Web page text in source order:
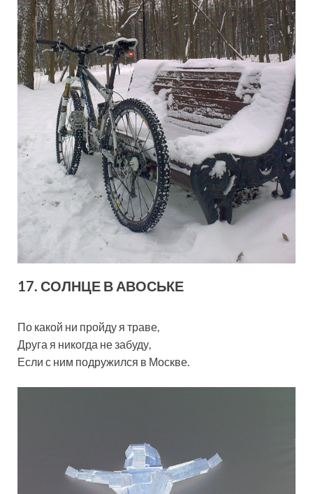
17. СОЛНЦЕ В АВОСЬКЕ
По какой ни пройду я траве,
Друга я никогда не забуду,
Если с ним подружился в Москве.